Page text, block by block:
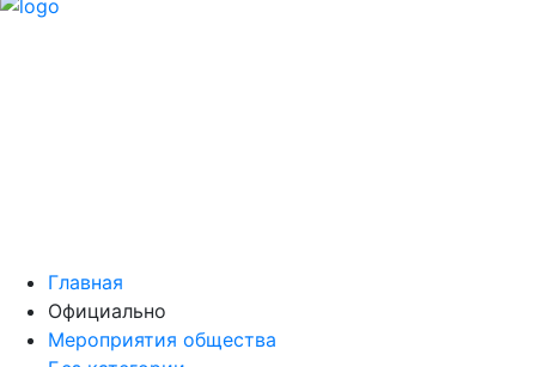
Главная
Официально
Мероприятия общества